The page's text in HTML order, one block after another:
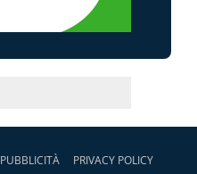
PUBBLICITÀ PRIVACY POLICY